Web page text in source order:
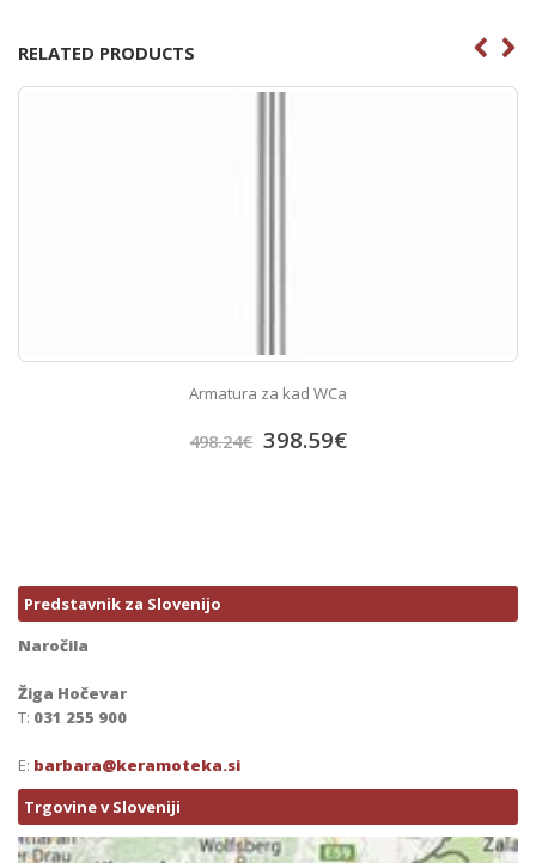
RELATED PRODUCTS
Armatura za kad WCa
498.24€ 398.59€
Predstavnik za Slovenijo
Naročila
Žiga Hočevar
T: 031 255 900
E: barbara@keramoteka.si
Trgovine v Sloveniji